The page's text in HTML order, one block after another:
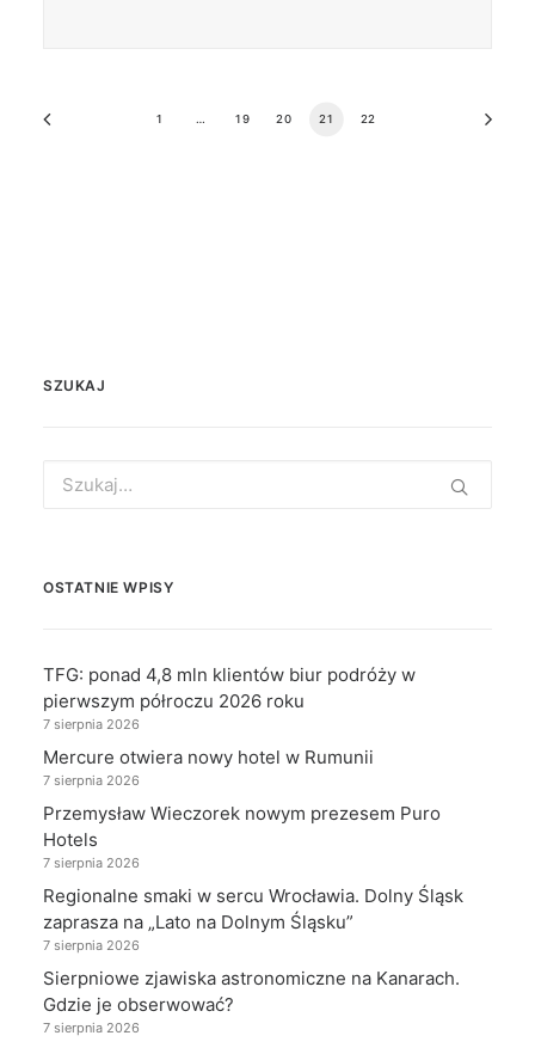
1 … 19 20 21 22
SZUKAJ
for:
OSTATNIE WPISY
TFG: ponad 4,8 mln klientów biur podróży w
pierwszym półroczu 2026 roku
7 sierpnia 2026
Mercure otwiera nowy hotel w Rumunii
7 sierpnia 2026
Przemysław Wieczorek nowym prezesem Puro
Hotels
7 sierpnia 2026
Regionalne smaki w sercu Wrocławia. Dolny Śląsk
zaprasza na „Lato na Dolnym Śląsku”
7 sierpnia 2026
Sierpniowe zjawiska astronomiczne na Kanarach.
Gdzie je obserwować?
7 sierpnia 2026